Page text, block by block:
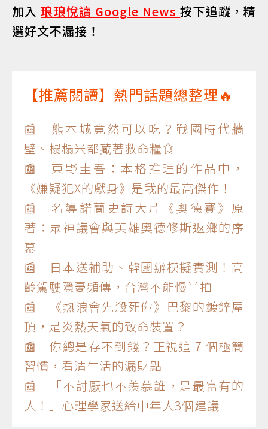
加入琅琅悅讀 Google News按下追蹤，精
選好文不漏接！
【推薦閱讀】熱門話題總整理🔥
📰 熊本城竟然可以吃？戰國時代牆
壁、榻榻米都藏著救命糧食
📰 東野圭吾：本格推理的作品中，
《嫌疑犯X的獻身》是我的最高傑作！
📰 名導諾蘭史詩大片《奧德賽》原
著：眾神議會與英雄奧德修斯返鄉的序
幕
📰 日本送補助、韓國辦模擬實測！高
齡駕駛隱憂頻傳，台灣不能慢半拍
📰 《熱浪會先殺死你》巴黎的鍍鋅屋
頂，是炎熱天氣的致命裝置？
📰 你總是存不到錢？正視這 7 個極簡
習慣，看清生活的漏財點
📰 「不討厭也不羨慕誰，是最富有的
人！」心理學家送給中年人3個建議